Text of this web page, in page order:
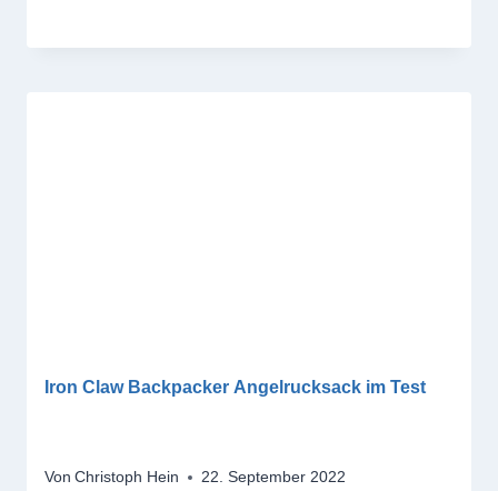
Iron Claw Backpacker Angelrucksack im Test
Von Christoph Hein 22. September 2022